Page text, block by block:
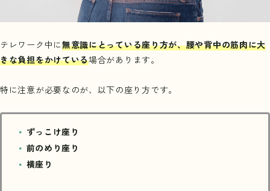
テレワーク中に無意識にとっている座り方が、腰や背中の筋肉に大
きな負担をかけている場合があります。
特に注意が必要なのが、以下の座り方です。
ずっこけ座り
前のめり座り
横座り